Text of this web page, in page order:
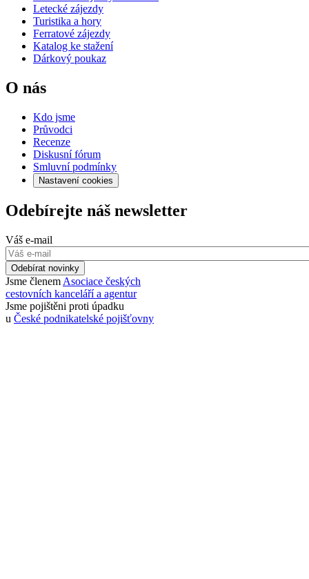
Letecké zájezdy
Turistika a hory
Ferratové zájezdy
Katalog ke stažení
Dárkový poukaz
O nás
Kdo jsme
Průvodci
Recenze
Diskusní fórum
Smluvní podmínky
Nastavení cookies
Odebírejte náš newsletter
Váš e-mail
Odebírat novinky
Jsme členem Asociace českých
cestovních kanceláří a agentur
Jsme pojištěni proti úpadku
u České podnikatelské pojišťovny